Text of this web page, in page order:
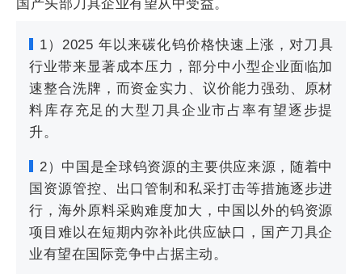
国产头部刀具企业有望从中受益。
1）2025 年以来碳化钨价格快速上涨，对刀具
行业带来显著成本压力，部分中小型企业面临加
速整合洗牌，而资金实力、议价能力强劲、原材
料库存充足的大型刀具企业市占率有望逐步提
升。
2）中国是全球钨资源的主要供应来源，随着中
国资源管控、出口管制和私采打击等措施逐步进
行，海外原料采购难度加大，中国以外的钨资源
项目难以在短期内弥补此供应缺口，国产刀具企
业有望在国际竞争中占据主动。